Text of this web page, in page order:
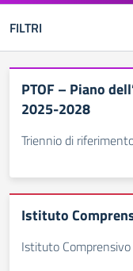
FILTRI
PTOF – Piano
2025-2028
Triennio di
Istituto
Istituto